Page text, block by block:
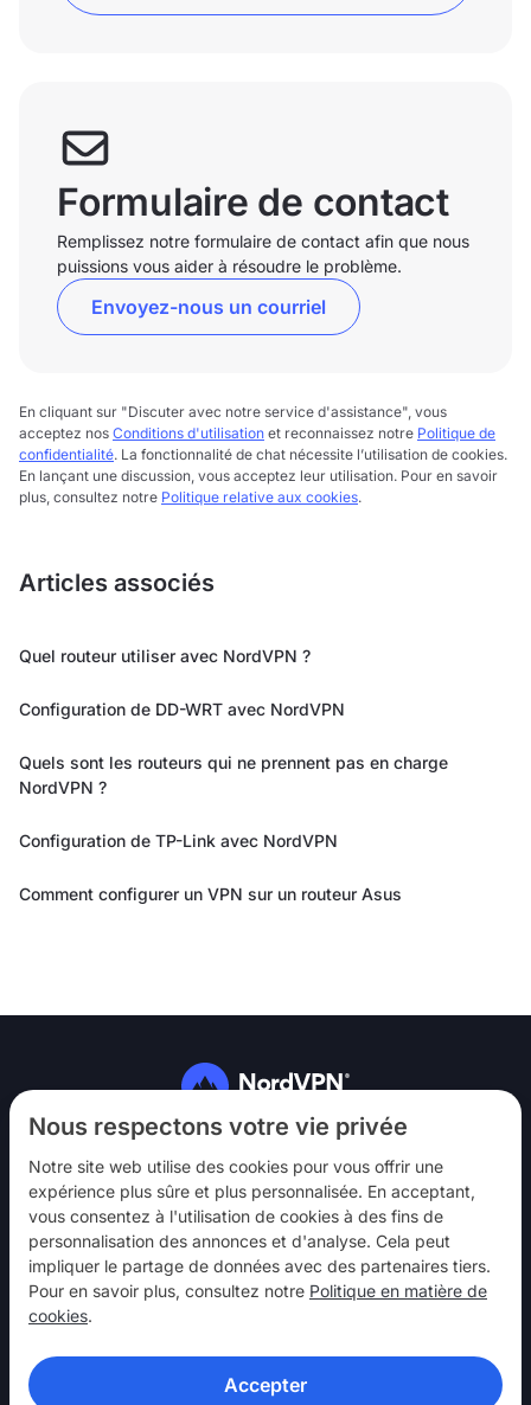
Nous respectons votre vie privée
Notre site web utilise des cookies pour vous offrir une
expérience plus sûre et plus personnalisée. En acceptant,
vous consentez à l'utilisation de cookies à des fins de
personnalisation des annonces et d'analyse. Cela peut
impliquer le partage de données avec des partenaires tiers.
Pour en savoir plus, consultez notre Politique en matière de
cookies.
Accepter
Formulaire de contact
Remplissez notre formulaire de contact afin que nous
puissions vous aider à résoudre le problème.
Envoyez-nous un courriel
En cliquant sur "Discuter avec notre service d'assistance", vous
acceptez nos Conditions d'utilisation et reconnaissez notre Politique de
confidentialité. La fonctionnalité de chat nécessite l’utilisation de cookies.
En lançant une discussion, vous acceptez leur utilisation. Pour en savoir
plus, consultez notre Politique relative aux cookies.
Articles associés
Quel routeur utiliser avec NordVPN ?
Configuration de DD-WRT avec NordVPN
Quels sont les routeurs qui ne prennent pas en charge
NordVPN ?
Configuration de TP-Link avec NordVPN
Comment configurer un VPN sur un routeur Asus
Suivez-nous
NordVPN
Interagir
Aide
En savoir plus